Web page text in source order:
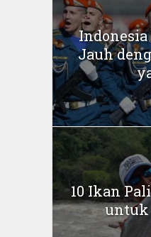
Jauh
10 Ikan
untuk